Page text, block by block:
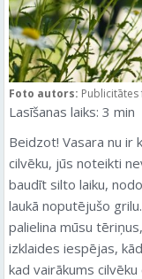
Foto autors:
Lasīšanas laiks: 3 min
Beidzot! Vasara nu ir
cilvēku, jūs noteikti
baudīt silto laiku,
laukā noputējušo
palielina mūsu
izklaides iespējas,
kad vairākums